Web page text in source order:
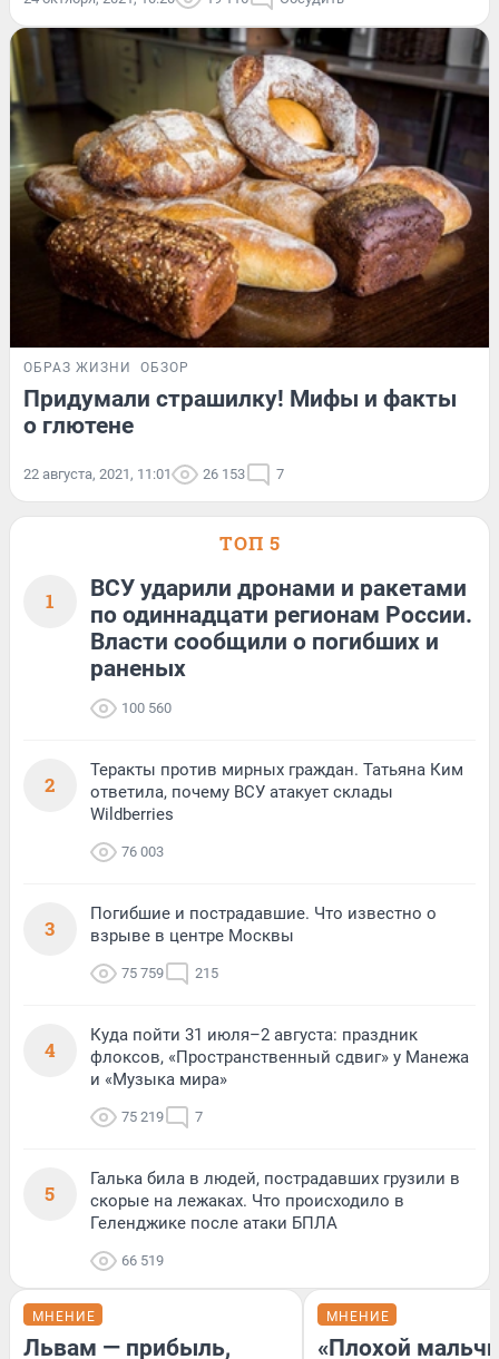
ОБРАЗ ЖИЗНИ ОБЗОР
Придумали страшилку! Мифы и факты
о глютене
22 августа, 2021, 11:01 26 153 7
ТОП 5
1
ВСУ ударили дронами и ракетами
по одиннадцати регионам России.
Власти сообщили о погибших и
раненых
100 560
2
Теракты против мирных граждан. Татьяна Ким
ответила, почему ВСУ атакует склады
Wildberries
76 003
3
Погибшие и пострадавшие. Что известно о
взрыве в центре Москвы
75 759 215
4
Куда пойти 31 июля–2 августа: праздник
флоксов, «Пространственный сдвиг» у Манежа
и «Музыка мира»
75 219 7
5
Галька била в людей, пострадавших грузили в
скорые на лежаках. Что происходило в
Геленджике после атаки БПЛА
66 519
МНЕНИЕ
Львам — прибыль,
МНЕНИЕ
«Плохой